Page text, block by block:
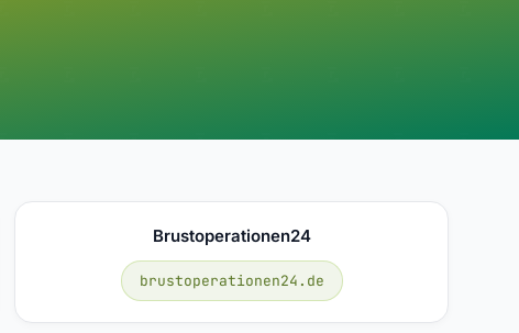
Brustoperationen24
brustoperationen24.de